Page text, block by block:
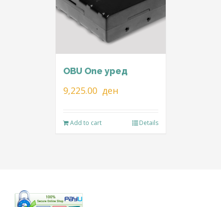
OBU One уред
9,225.00 ден
Add to cart Details